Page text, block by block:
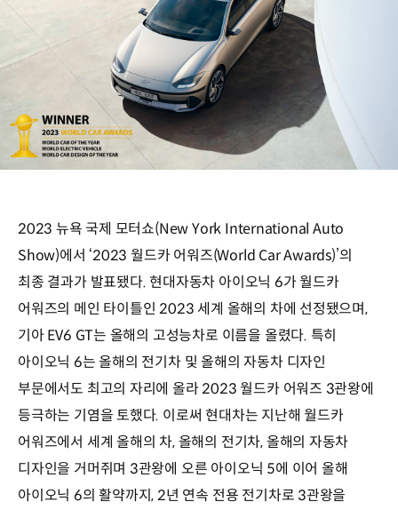
2023 뉴욕 국제 모터쇼(New York International Auto
Show)에서 ‘2023 월드카 어워즈(World Car Awards)’의
최종 결과가 발표됐다. 현대자동차 아이오닉 6가 월드카
어워즈의 메인 타이틀인 2023 세계 올해의 차에 선정됐으며,
기아 EV6 GT는 올해의 고성능차로 이름을 올렸다. 특히
아이오닉 6는 올해의 전기차 및 올해의 자동차 디자인
부문에서도 최고의 자리에 올라 2023 월드카 어워즈 3관왕에
등극하는 기염을 토했다. 이로써 현대차는 지난해 월드카
어워즈에서 세계 올해의 차, 올해의 전기차, 올해의 자동차
디자인을 거머쥐며 3관왕에 오른 아이오닉 5에 이어 올해
아이오닉 6의 활약까지, 2년 연속 전용 전기차로 3관왕을